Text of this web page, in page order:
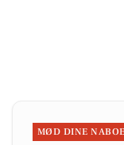
MØD DINE